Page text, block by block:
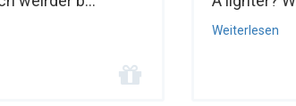
Weiterlesen